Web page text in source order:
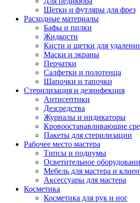
Щетки и футляры для фрез
Расходные материалы
Бафы и пилки
Жидкости
Кисти и щетки для
Маски и экраны
Перчатки
Салфетки и полотенца
Шапочки и тапочки
Стерилизация и дезинфекция
Антисептики
Дезсредства
Журналы и индикаторы
Кровоостанавливающие
Пакеты для стерилизации
Рабочее место мастера
Типсы и подиумы
Осветительное
Мебель для мастера и
Аксессуары для мастера
Косметика
Косметика для рук и ног